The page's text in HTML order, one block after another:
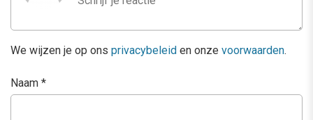
We wijzen je op ons privacybeleid en onze voorwaarden.
Naam *